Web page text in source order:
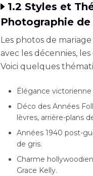
1.2 Styles et
Photographie
Les photos de
avec les décennies,
Voici quelques
Élégance
Déco des Années
lèvres, arrière-plans
Années 1940 post-
de gris.
Charme
Grace Kelly.